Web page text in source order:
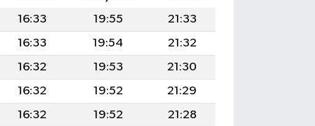
16:33 19:55
21:33
16:33 19:54
21:32
16:32 19:53
21:30
16:32 19:52
21:29
16:32 19:52
21:28